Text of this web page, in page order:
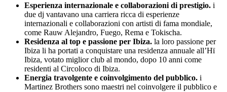
Esperienza internazionale e collaborazioni di prestigio. i
due dj vantavano una carriera ricca di esperienze
internazionali e collaborazioni con artisti di fama mondiale,
come Rauw Alejandro, Fuego, Rema e Tokischa.
Residenza al top e passione per Ibiza. la loro passione per
Ibiza li ha portati a conquistare una residenza annuale all’Hï
Ibiza, votato miglior club al mondo, dopo 10 anni come
residenti al Circoloco di Ibiza.
Energia travolgente e coinvolgimento del pubblico. i
Martinez Brothers sono maestri nel coinvolgere il pubblico e